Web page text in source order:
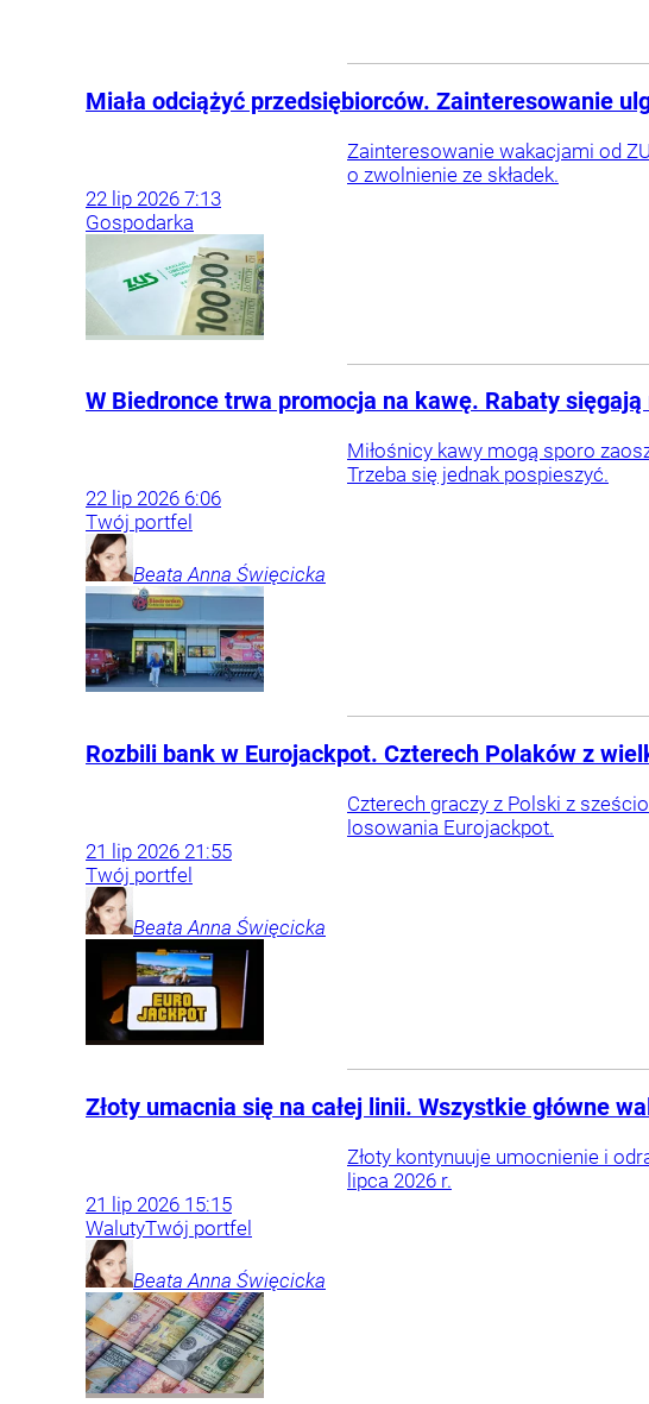
Miała odciążyć przedsiębiorców. Zainteresowanie
Zainteresowanie wakacjami od
o zwolnienie ze składek.
22 lip 2026 7:13
Gospodarka
W Biedronce trwa promocja na kawę. Rabaty
Miłośnicy kawy mogą sporo
Trzeba się jednak pospieszyć.
22 lip 2026 6:06
Twój portfel
Beata Anna Święcicka
Rozbili bank w Eurojackpot. Czterech Polaków z
Czterech graczy z Polski z
losowania Eurojackpot.
21 lip 2026 21:55
Twój portfel
Beata Anna Święcicka
Złoty umacnia się na całej linii. Wszystkie główne
Złoty kontynuuje umocnienie i
lipca 2026 r.
21 lip 2026 15:15
WalutyTwój portfel
Beata Anna Święcicka